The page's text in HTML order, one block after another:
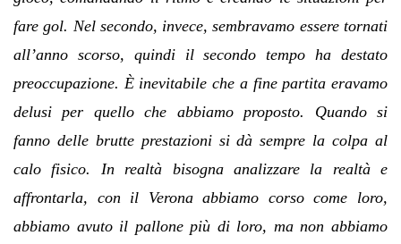
fare gol. Nel secondo, invece, sembravamo essere tornati
all’anno scorso, quindi il secondo tempo ha destato
preoccupazione. È inevitabile che a fine partita eravamo
delusi per quello che abbiamo proposto. Quando si
fanno delle brutte prestazioni si dà sempre la colpa al
calo fisico. In realtà bisogna analizzare la realtà e
affrontarla, con il Verona abbiamo corso come loro,
abbiamo avuto il pallone più di loro, ma non abbiamo